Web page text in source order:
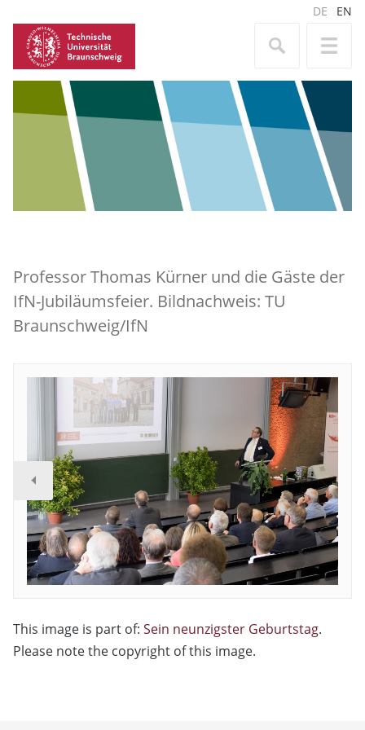
DE EN
Professor Thomas Kürner und die Gäste der
IfN-Jubiläumsfeier. Bildnachweis: TU
Braunschweig/IfN
This image is part of: Sein neunzigster Geburtstag.
Please note the copyright of this image.